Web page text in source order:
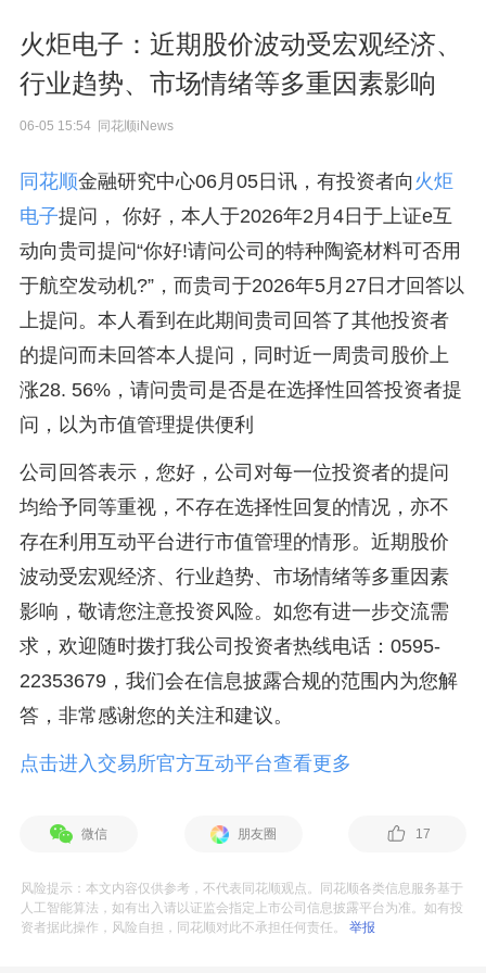
火炬电子：近期股价波动受宏观经济、
行业趋势、市场情绪等多重因素影响
06-05 15:54 同花顺iNews
同花顺金融研究中心06月05日讯，有投资者向 火炬
电子提问， 你好，本人于2026年2月4日于上证e互
动向贵司提问“你好!请问公司的特种陶瓷材料可否用
于航空发动机?”，而贵司于2026年5月27日才回答以
上提问。本人看到在此期间贵司回答了其他投资者
的提问而未回答本人提问，同时近一周贵司股价上
涨28. 56%，请问贵司是否是在选择性回答投资者提
问，以为市值管理提供便利
公司回答表示，您好，公司对每一位投资者的提问
均给予同等重视，不存在选择性回复的情况，亦不
存在利用互动平台进行市值管理的情形。近期股价
波动受宏观经济、行业趋势、市场情绪等多重因素
影响，敬请您注意投资风险。如您有进一步交流需
求，欢迎随时拨打我公司投资者热线电话：0595-
22353679，我们会在信息披露合规的范围内为您解
答，非常感谢您的关注和建议。
点击进入交易所官方互动平台查看更多
微信 朋友圈 17
风险提示：本文内容仅供参考，不代表同花顺观点。同花顺各类信息服务基于
人工智能算法，如有出入请以证监会指定上市公司信息披露平台为准。如有投
资者据此操作，风险自担，同花顺对此不承担任何责任。举报